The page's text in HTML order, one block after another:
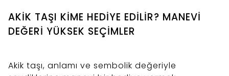
AKİK TAŞI KİME HEDİYE EDİLİR? MANEVİ
DEĞERİ YÜKSEK SEÇİMLER
Akik taşı, anlamı ve sembolik değeriyle